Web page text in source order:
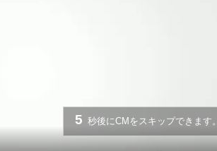
5 秒後にCMをスキップできます。